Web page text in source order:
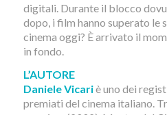
digitali. Durante il blocco
dopo, i film hanno superato le
cinema oggi? È arrivato il
in fondo.
L’AUTORE
Daniele Vicariè uno dei
premiati del cinema italiano.